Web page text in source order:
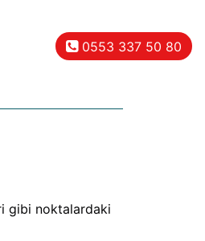
0553 337 50 80
gibi noktalardaki